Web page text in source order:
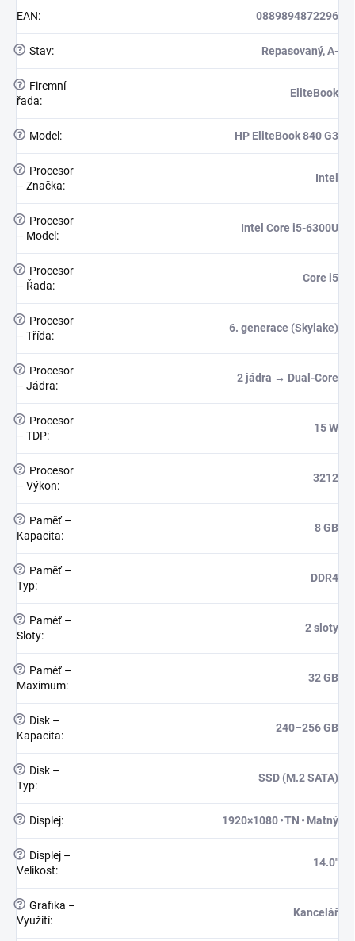
EAN: 0889894872296
? Stav: Repasovaný, A-
?
Firemní
řada:
EliteBook
? Model : HP EliteBook 840 G3
?
Procesor
– Značka:
Intel
?
Procesor
– Model :
Intel Core i5-6300U
?
Procesor
– Řada:
Core i5
?
Procesor
– Třída:
6. generace (Skylake)
?
Procesor
– Jádra:
2 jádra → Dual-Core
?
Procesor
– TDP:
15 W
?
Procesor
– Výkon:
3212
?
Paměť –
Kapacita:
8 GB
?
Paměť –
Typ:
DDR4
?
Paměť –
Sloty:
2 sloty
?
Paměť –
Maximum:
32 GB
?
Disk –
Kapacita:
240–256 GB
?
Disk –
Typ:
SSD (M.2 SATA)
? Displej: 1920×1080 • TN • Matný
?
Displej –
Velikost:
14.0"
? Grafika –
Využití:
Kancelář